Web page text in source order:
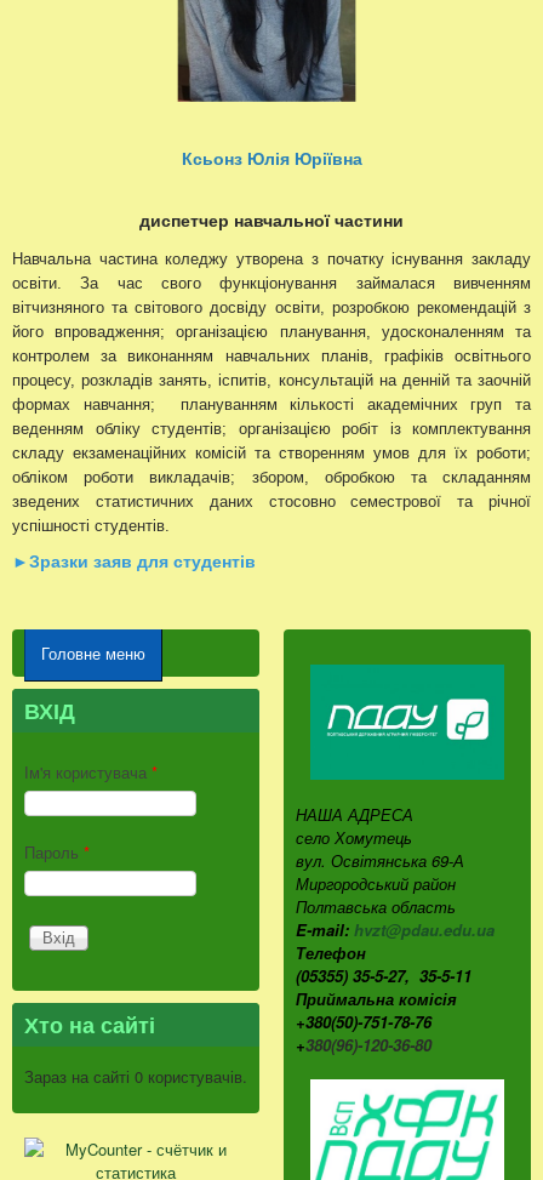
Ксьонз Юлія Юріївна
диспетчер навчальної частини
Навчальна частина коледжу утворена з початку існування закладу
освіти. За час свого функціонування займалася вивченням
вітчизняного та світового досвіду освіти, розробкою рекомендацій з
його впровадження; організацією планування, удосконаленням та
контролем за виконанням навчальних планів, графіків освітнього
процесу, розкладів занять, іспитів, консультацій на денній та заочній
формах навчання; плануванням кількості академічних груп та
веденням обліку студентів; організацією робіт із комплектування
складу екзаменаційних комісій та створенням умов для їх роботи;
обліком роботи викладачів; збором, обробкою та складанням
зведених статистичних даних стосовно семестрової та річної
успішності студентів.
►Зразки заяв для студентів
Головне меню
ВХІД
Ім'я користувача *
Пароль *
Хто на сайті
Зараз на сайті 0 користувачів.
НАША АДРЕСА
село Хомутець
вул. Освітянська 69-А
Миргородський район
Полтавська область
E-mail: hvzt@pdau.edu.ua
Телефон
(05355) 35-5-27, 35-5-11
Приймальна комісія
+380(50)-751-78-76
+380(96)-120-36-80